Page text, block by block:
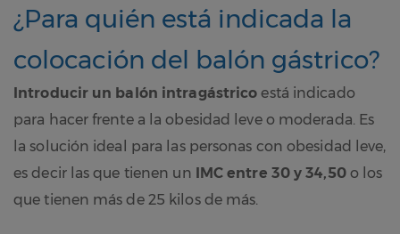
¿Para quién está indicada la
colocación del balón gástrico?
Introducir un balón intragástrico está indicado
para hacer frente a la obesidad leve o moderada. Es
la solución ideal para las personas con obesidad leve,
es decir las que tienen un IMC entre 30 y 34,50o los
que tienen más de 25 kilos de más.